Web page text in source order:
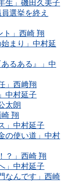
生」磯田久美子
選挙を終え
ト」西崎 翔
まり」中村延
るある』」中
」西﨑翔
中村延子
太朗
翔
」中村延子
の使い道」中村
？」西崎 翔
」中村延子
なんです」西崎